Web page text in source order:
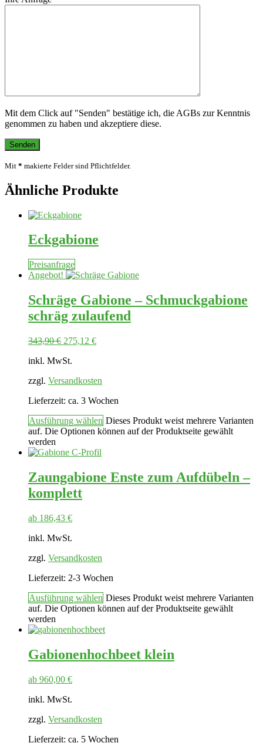
Mit dem Click auf "Senden" bestätige ich, die AGBs zur Kenntnis
genommen zu haben und akzeptiere diese.
Mit * makierte Felder sind Pflichtfelder.
Ähnliche Produkte
Eckgabione
Preisanfrage
Angebot!
Schräge Gabione – Schmuckgabione
schräg zulaufend
343,90€ 275,12 €
inkl. MwSt.
zzgl. Versandkosten
Lieferzeit: ca. 3 Wochen
Ausführung wählen Dieses Produkt weist mehrere Varianten
auf. Die Optionen können auf der Produktseite gewählt
werden
Zaungabione Enste zum Aufdübeln –
komplett
ab 186,43 €
inkl. MwSt.
zzgl. Versandkosten
Lieferzeit: 2-3 Wochen
Ausführung wählen Dieses Produkt weist mehrere Varianten
auf. Die Optionen können auf der Produktseite gewählt
werden
Gabionenhochbeet klein
ab 960,00 €
inkl. MwSt.
zzgl. Versandkosten
Lieferzeit: ca. 5 Wochen